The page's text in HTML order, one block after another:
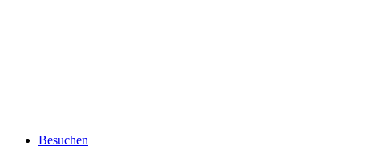
Besuchen